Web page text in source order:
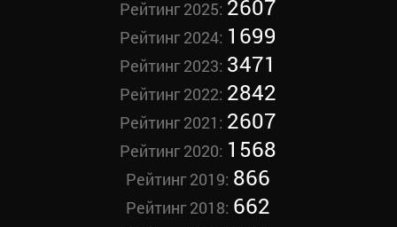
Рейтинг 2025: 2607
Рейтинг 2024: 1699
Рейтинг 2023: 3471
Рейтинг 2022: 2842
Рейтинг 2021: 2607
Рейтинг 2020: 1568
Рейтинг 2019: 866
Рейтинг 2018: 662